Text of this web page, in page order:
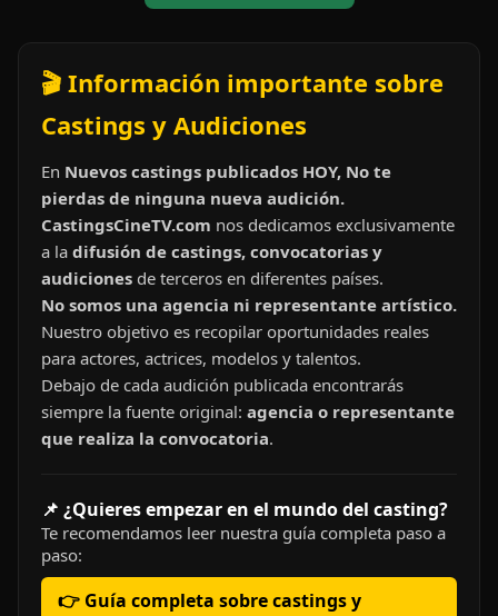
🎬 Información importante sobre
Castings y Audiciones
En Nuevos castings publicados HOY, No te
pierdas de ninguna nueva audición.
CastingsCineTV.com nos dedicamos exclusivamente
a la difusión de castings, convocatorias y
audiciones de terceros en diferentes países.
No somos una agencia ni representante artístico.
Nuestro objetivo es recopilar oportunidades reales
para actores, actrices, modelos y talentos.
Debajo de cada audición publicada encontrarás
siempre la fuente original: agencia o representante
que realiza la convocatoria.
📌 ¿Quieres empezar en el mundo del casting?
Te recomendamos leer nuestra guía completa paso a
paso:
👉 Guía completa sobre castings y